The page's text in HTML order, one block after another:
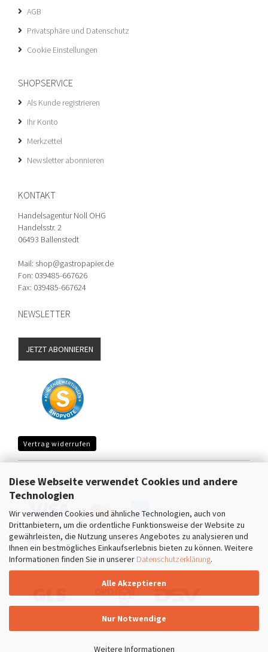
Diese Webseite verwendet Cookies und andere
Technologien
Wir verwenden Cookies und ähnliche Technologien, auch von
Drittanbietern, um die ordentliche Funktionsweise der Website zu
gewährleisten, die Nutzung unseres Angebotes zu analysieren und
Ihnen ein bestmögliches Einkaufserlebnis bieten zu können. Weitere
Informationen finden Sie in unserer Datenschutzerklärung.
Alle Akzeptieren
Nur Notwendige
Weitere Informationen
AGB
Privatsphäre und Datenschutz
Cookie Einstellungen
SHOPSERVICE
Als Kunde registrieren
Ihr Konto
Merkzettel
Newsletter abonnieren
KONTAKT
Handelsagentur Noll OHG
Handelsstr. 2
06493 Ballenstedt
Mail: shop@gastropapier.de
Fon: 039485-667626
Fax: 039485-667624
NEWSLETTER
JETZT ABONNIEREN
Vertrag widerrufen
SICHER EINKAUFEN MIT
WIR VERSENDEN MIT